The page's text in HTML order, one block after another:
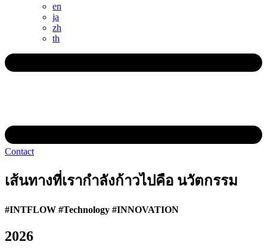
en
ja
zh
th
Contact
เส้นทางที่เรากำลังก้าวไปคือ นวัตกรรม
#INTFLOW #Technology #INNOVATION
2026